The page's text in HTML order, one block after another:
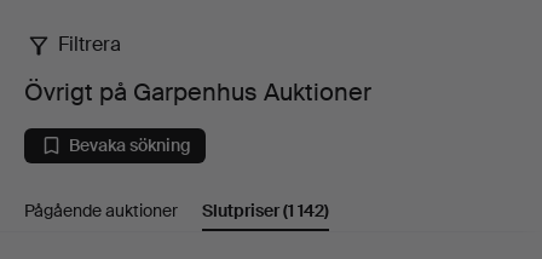
Övrigt
på
Garpenhus
Auktioner
Filtrera
Övrigt på Garpenhus Auktioner
Bevaka sökning
Pågående auktioner Slutpriser(1 142)